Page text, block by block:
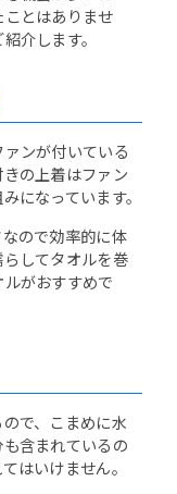
とはありませ
介します。
ンが付いている
の上着はファン
になっています。
ので効率的に体
してタオルを巻
がおすすめで
で、こまめに水
含まれているの
はいけません。